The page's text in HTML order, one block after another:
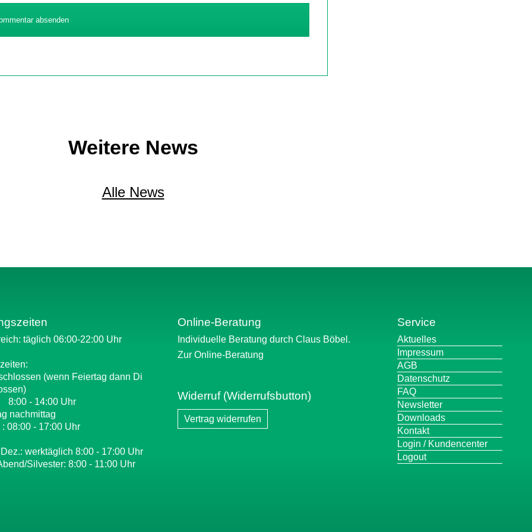
absenden
Weitere News
Alle News
täglich 06:00-22:00 Uhr
(wenn Feiertag dann Di
8:00 - 14:00 Uhr
nachmittag
08:00 - 17:00 Uhr
werktäglich 8:00 - 17:00 Uhr
Silvester: 8:00 - 11:00 Uhr
Online-Beratung
Individuelle Beratung durch Claus Böbel.
Zur Online-Beratung
Widerruf (Widerrufsbutton)
Vertrag widerrufen
Service
Navigation
überspringen
Aktuelles
Impressum
AGB
Datenschutz
FAQ
Newsletter
Downloads
Kontakt
Login / Kundencenter
Logout